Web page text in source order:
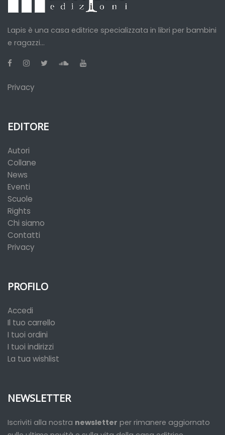
Lapis è una casa editrice specializzata in libri per bambini
e ragazzi...
Privacy
EDITORE
Autori
Collane
News
Eventi
Scuole
Rights
Chi siamo
Contatti
Privacy
PROFILO
Accedi
Il tuo carrello
I tuoi ordini
I tuoi indirizzi
La tua wishlist
NEWSLETTER
Iscriviti alla nostra newsletter per rimanere aggiornato